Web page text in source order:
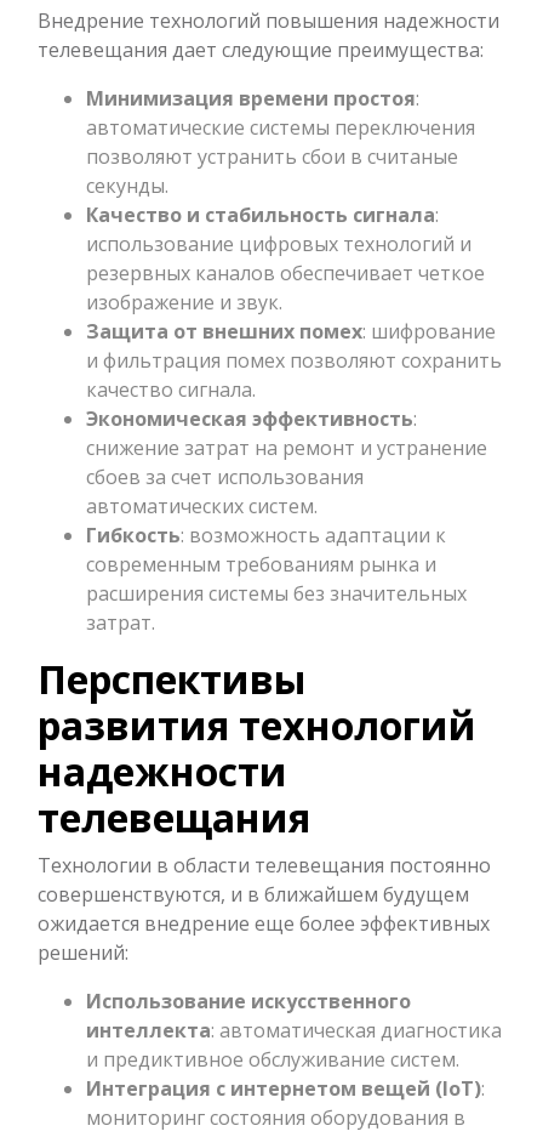
Внедрение технологий повышения надежности
телевещания дает следующие преимущества:
Минимизация времени простоя:
автоматические системы переключения
позволяют устранить сбои в считаные
секунды.
Качество и стабильность сигнала:
использование цифровых технологий и
резервных каналов обеспечивает четкое
изображение и звук.
Защита от внешних помех: шифрование
и фильтрация помех позволяют сохранить
качество сигнала.
Экономическая эффективность:
снижение затрат на ремонт и устранение
сбоев за счет использования
автоматических систем.
Гибкость: возможность адаптации к
современным требованиям рынка и
расширения системы без значительных
затрат.
Перспективы
развития технологий
надежности
телевещания
Технологии в области телевещания постоянно
совершенствуются, и в ближайшем будущем
ожидается внедрение еще более эффективных
решений:
Использование искусственного
интеллекта: автоматическая диагностика
и предиктивное обслуживание систем.
Интеграция с интернетом вещей (IoT):
мониторинг состояния оборудования в